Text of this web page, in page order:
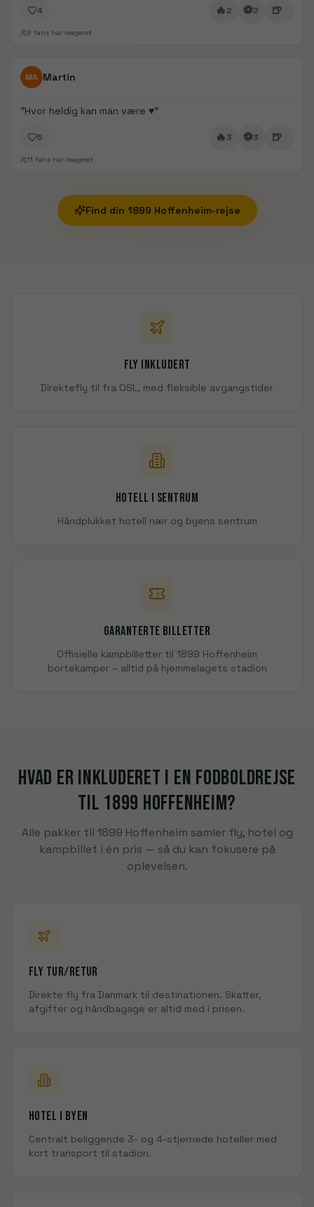
4 🔥2 ⚽2 🍺
8 fans har reageret
FanDays bidrag
MA Martin
"Hvor heldig kan man være ♥️"
5 🔥3 ⚽3 🍺
11 fans har reageret
Find din 1899 Hoffenheim-rejse
Fly inkludert
Direktefly til fra OSL, med fleksible avgangstider
Hotell i sentrum
Håndplukket hotell nær og byens sentrum
Garanterte billetter
Offisielle kampbilletter til 1899 Hoffenheim
bortekamper – alltid på hjemmelagets stadion
Hvad er inkluderet i en fodboldrejse
til 1899 Hoffenheim?
Alle pakker til 1899 Hoffenheim samler fly, hotel og
kampbillet i én pris — så du kan fokusere på
oplevelsen.
Fly tur/retur
Direkte fly fra Danmark til destinationen. Skatter,
afgifter og håndbagage er altid med i prisen.
Hotel i byen
Centralt beliggende 3- og 4-stjernede hoteller med
kort transport til stadion.